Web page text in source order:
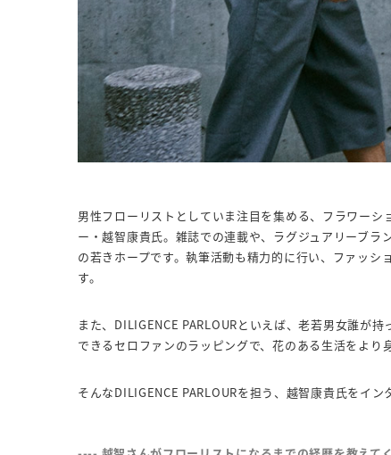
男性フローリストとしていま注目を集める、フラワーシ
ー・越智康貴氏。雑誌での連載や、ラグジュアリーブ
の若きホープです。執筆活動も精力的に行い、ファッシ
す。
また、DILIGENCE PARLOURといえば、老若男女誰が
できるセロファンのラッピングで、花のある生活をより
そんなDILIGENCE PARLOURを担う、越智康貴氏をイン